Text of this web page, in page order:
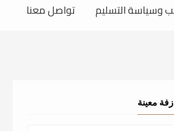
وسياسة التسليم تواصل معنا
معينة